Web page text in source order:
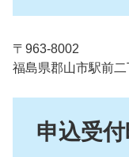
〒963-8002
福島県郡山市駅前
申込受付